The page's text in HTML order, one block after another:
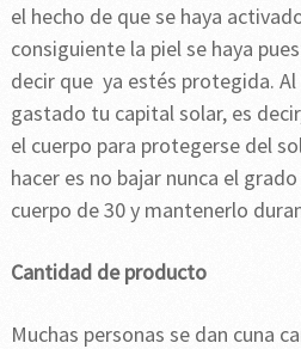
el hecho de que se haya
consiguiente la piel se haya
decir que ya estés protegida.
gastado tu capital solar, es
el cuerpo para protegerse del
hacer es no bajar nunca el
cuerpo de 30 y mantenerlo
Cantidad de producto
Muchas personas se dan cuna